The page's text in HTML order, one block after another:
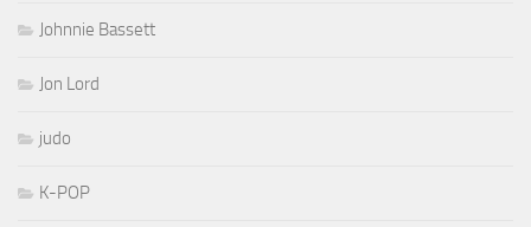
Johnnie Bassett
Jon Lord
judo
K-POP